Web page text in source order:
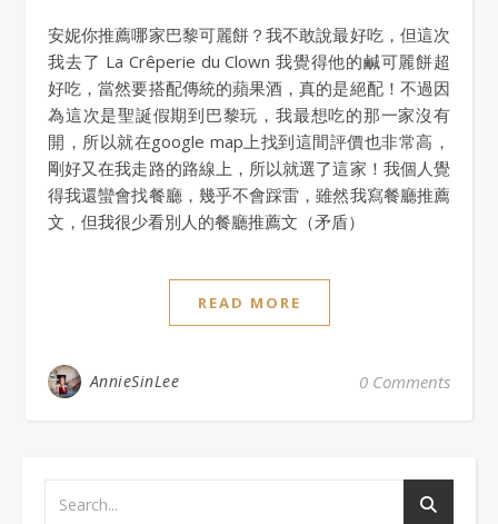
安妮你推薦哪家巴黎可麗餅？我不敢說最好吃，但這次
我去了 La Crêperie du Clown 我覺得他的鹹可麗餅超
好吃，當然要搭配傳統的蘋果酒，真的是絕配！不過因
為這次是聖誕假期到巴黎玩，我最想吃的那一家沒有
開，所以就在google map上找到這間評價也非常高，
剛好又在我走路的路線上，所以就選了這家！我個人覺
得我還蠻會找餐廳，幾乎不會踩雷，雖然我寫餐廳推薦
文，但我很少看別人的餐廳推薦文（矛盾）
READ MORE
AnnieSinLee 0 Comments